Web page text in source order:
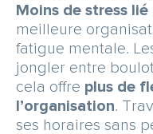
Moins de stress lié
meilleure
fatigue mentale.
jongler entre
cela offre plus de
l’organisation.
ses horaires sans